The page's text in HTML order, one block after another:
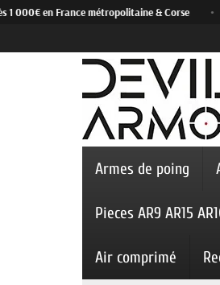
000€ en France métropolitaine & Corse
Armes de poing
Pieces AR9 AR15
Air comprimé